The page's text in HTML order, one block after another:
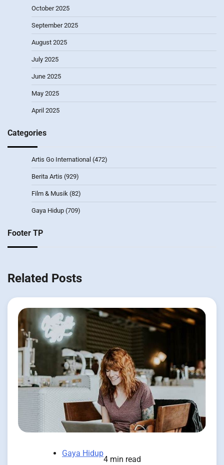
October 2025
September 2025
August 2025
July 2025
June 2025
May 2025
April 2025
Categories
Artis Go International (472)
Berita Artis (929)
Film & Musik (82)
Gaya Hidup (709)
Footer TP
Related Posts
Gaya Hidup
4 min read